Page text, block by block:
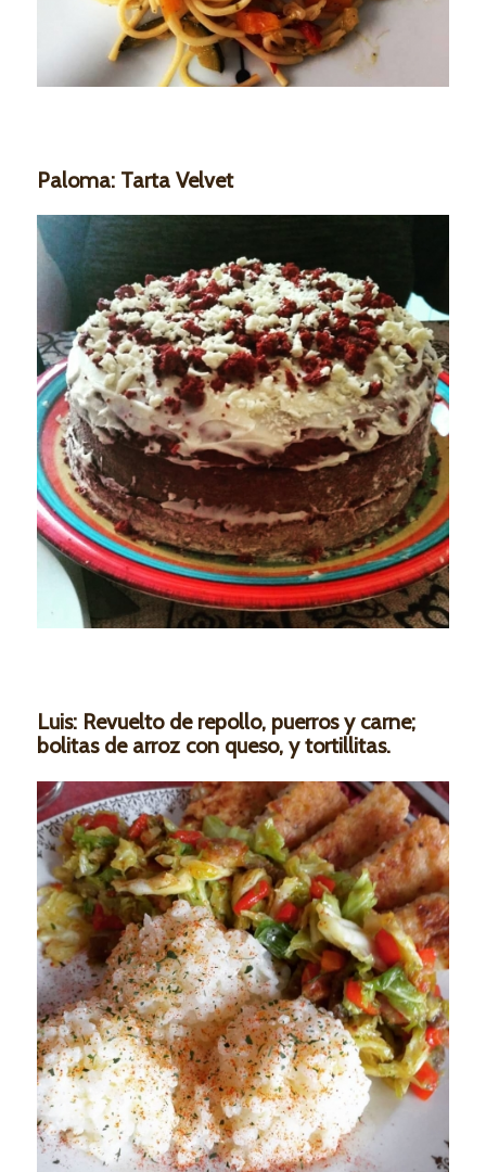
Paloma: Tarta Velvet
Luis: Revuelto de repollo, puerros y carne;
bolitas de arroz con queso, y tortillitas.